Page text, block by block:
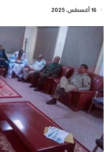
16 أغسطس، 2025